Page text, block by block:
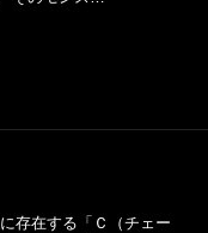
存在する「Ｃ（チェー